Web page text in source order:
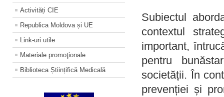
Activități CIE
Republica Moldova și UE
Link-uri utile
Materiale promoţionale
Biblioteca Științifică Medicală
Subiectul
contextul
important,
pentru
societății. În
prevenției și